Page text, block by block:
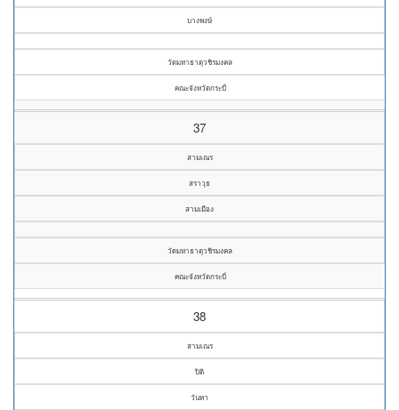
บางพงษ์
วัดมหาธาตุวชิรมงคล
คณะจังหวัดกระบี่
37
สามเณร
สราวุธ
สามเมือง
วัดมหาธาตุวชิรมงคล
คณะจังหวัดกระบี่
38
สามเณร
ปิติ
วันทา